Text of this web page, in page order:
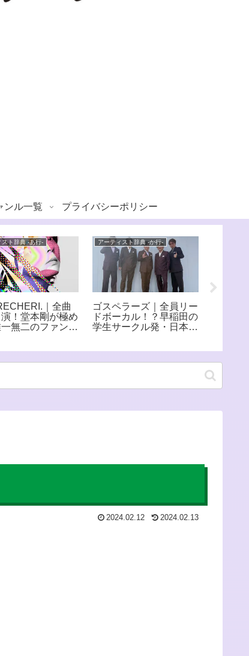
ンル一覧 プライバシーポリシー
スト辞典 -あ行-
｜全曲
！堂本剛が極め
無二のファンク
アーティスト辞典 -か行-
ゴスペラーズ｜全員リー
ドボーカル！？早稲田の
学生サークル発・日本を
2024.02.12 2024.02.13